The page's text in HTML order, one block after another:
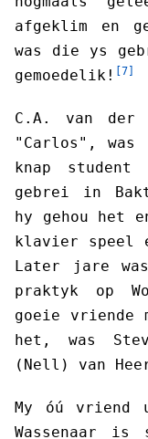
afgeklim en
was die ys
gemoedelik!
[7]
C.A. van der
"Carlos",
knap
gebrei in
hy gehou het
klavier speel
Later jare
praktyk op
goeie vriende
het, was
(Nell) van
My óú vriend
Wassenaar